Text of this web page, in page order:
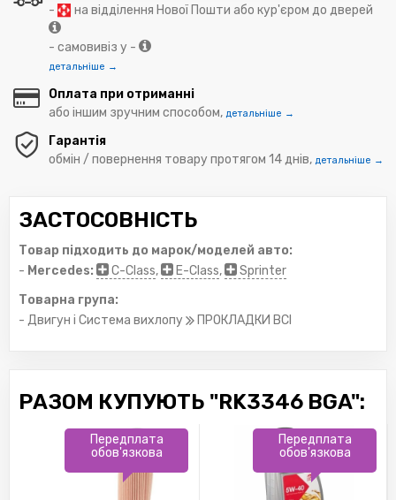
-
на відділення Нової Пошти або кур'єром до дверей
- самовивіз у -
детальніше →
Оплата при отриманні
або іншим зручним способом, детальніше →
Гарантія
обмін / повернення товару протягом 14 днів, детальніше →
ЗАСТОСОВНІСТЬ
Товар підходить до марок/моделей авто:
- Mercedes: C-Class, E-Class,
Sprinter
Товарна група:
- Двигун і Система вихлопу
ПРОКЛАДКИ ВСІ
РАЗОМ КУПУЮТЬ "RK3346 BGA":
Передплата
обов'язкова
Передплата
обов'язкова